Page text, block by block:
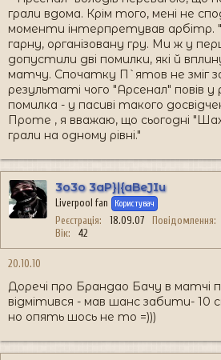
грали вдома. Крім того, мені не
моменти інтерпретував арбітр.
гарну, організовану гру. Ми ж у
допустили дві помилки, які й
матчу. Спочатку П`ятов не зміг
результаті чого "Арсенал" повів у
помилка - у пасиві такого
Проте , я вважаю, що сьогодні
грали на одному рівні."
3o3o 3aP}|{aBeJIu
Liverpool fan Користувач
Реєстрація 18.09.07 Повідомлення
Вік
42
20.10.10
Доречі про Брандао Бачу в матчі
відмітився - мав шанс забити- 10
но опять шось не то =)))